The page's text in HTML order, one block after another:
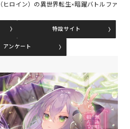
ロイン）の異世界転生×暗躍バトルファ
特設サイト
アンケート